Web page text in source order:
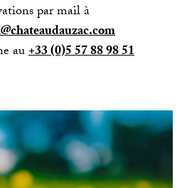
par mail à
au+33 (0)5 57 88 98 51